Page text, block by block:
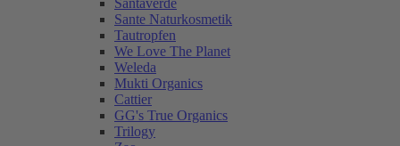
Santaverde
Sante Naturkosmetik
Tautropfen
We Love The Planet
Weleda
Mukti Organics
Cattier
GG's True Organics
Trilogy